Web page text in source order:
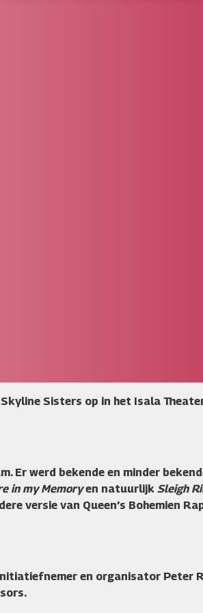
Sisters op in het Isala
Er werd bekende en minder
in my Memoryen natuurlijk Sleigh
versie van Queen’s Bohemien
en organisator Peter